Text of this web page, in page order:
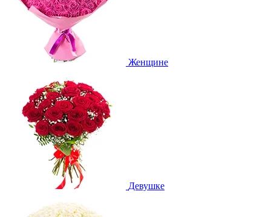
Женщине
Девушке